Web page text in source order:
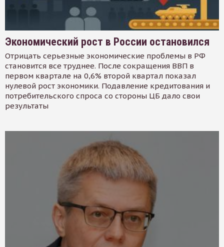
Экономический рост в России остановился
Отрицать серьезные экономические проблемы в РФ
становится все труднее. После сокращения ВВП в
первом квартале на 0,6% второй квартал показал
нулевой рост экономики. Подавление кредитования и
потребительского спроса со стороны ЦБ дало свои
результаты